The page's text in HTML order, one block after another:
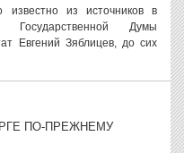
известно из источников в
Думы
Евгений Зяблицев, до сих
ПО-ПРЕЖНЕМУ